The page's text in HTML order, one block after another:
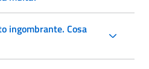
ingombrante. Cosa